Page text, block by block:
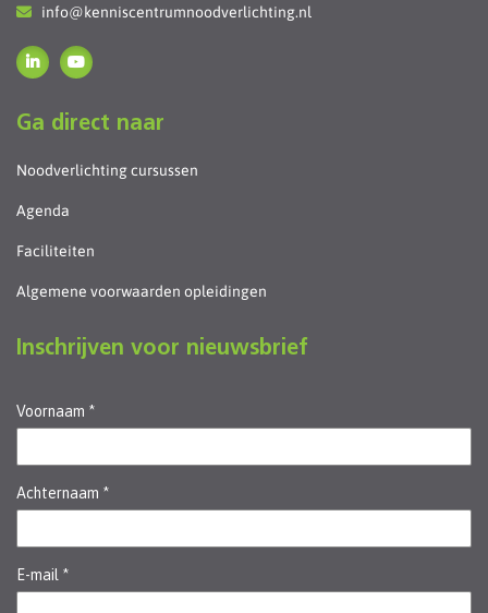
info@kenniscentrumnoodverlichting.nl
Ga direct naar
Noodverlichting cursussen
Agenda
Faciliteiten
Algemene voorwaarden opleidingen
Inschrijven voor nieuwsbrief